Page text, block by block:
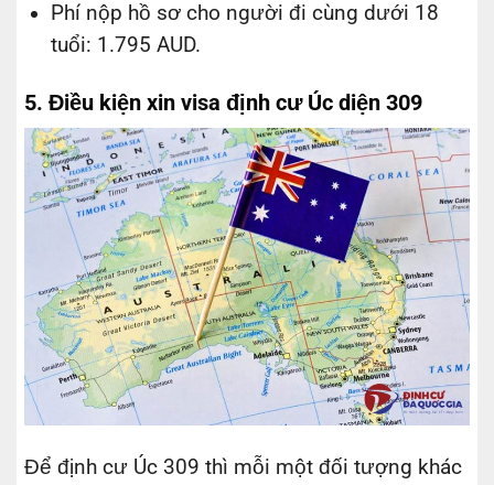
Phí nộp hồ sơ cho người đi cùng dưới 18
tuổi: 1.795 AUD.
5. Điều kiện xin visa định cư Úc diện 309
Để định cư Úc 309 thì mỗi một đối tượng khác